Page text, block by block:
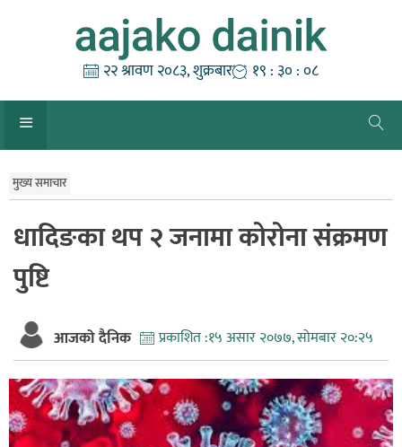
२२ श्रावण २०८३, शुक्रबार १९ : ३० : ०८
मुख्य समाचार
धादिङका थप २ जनामा कोरोना संक्रमण
पुष्टि
आजको दैनिक प्रकाशित :१५ असार २०७७, सोमबार २०:२५